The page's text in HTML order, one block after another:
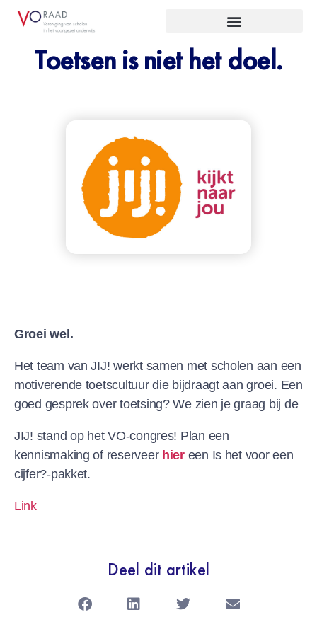
Toetsen is niet het doel.
Groei wel.
Het team van JIJ! werkt samen met scholen aan een
motiverende toetscultuur die bijdraagt aan groei. Een
goed gesprek over toetsing? We zien je graag bij de
JIJ! stand op het VO-congres! Plan een
kennismaking of reserveer hiereen Is het voor een
cijfer?-pakket.
Link
Deel dit artikel